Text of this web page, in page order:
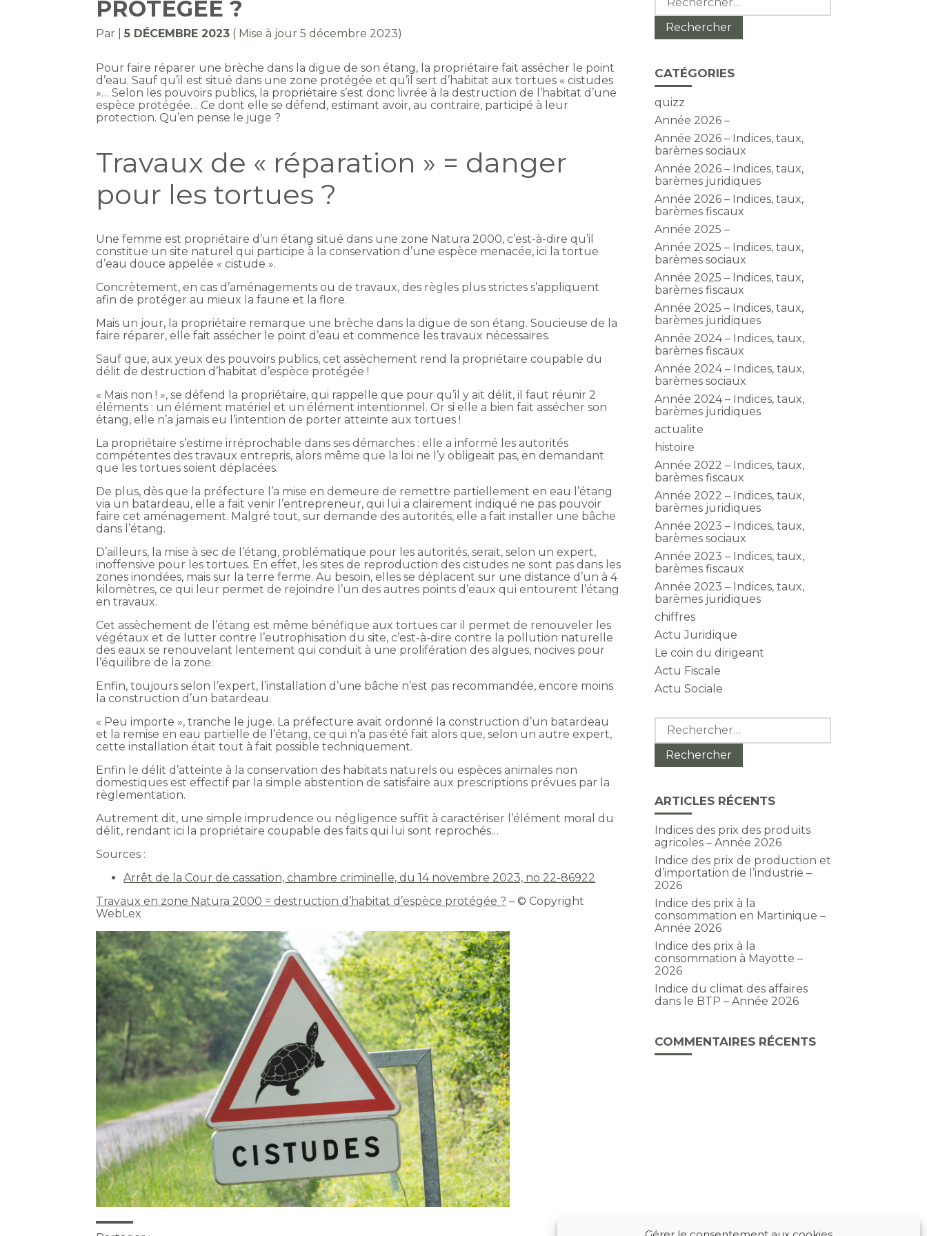
PROTÉGÉE ?
Par |5 DÉCEMBRE 2023 ( Mise à jour 5 décembre 2023)
Pour faire réparer une brèche dans la digue de son étang, la propriétaire fait assécher le point
d’eau. Sauf qu’il est situé dans une zone protégée et qu’il sert d’habitat aux tortues « cistudes
»… Selon les pouvoirs publics, la propriétaire s’est donc livrée à la destruction de l’habitat d’une
espèce protégée… Ce dont elle se défend, estimant avoir, au contraire, participé à leur
protection. Qu’en pense le juge ?
Travaux de « réparation » = danger
pour les tortues ?
Une femme est propriétaire d’un étang situé dans une zone Natura 2000, c’est-à-dire qu’il
constitue un site naturel qui participe à la conservation d’une espèce menacée, ici la tortue
d’eau douce appelée « cistude ».
Concrètement, en cas d’aménagements ou de travaux, des règles plus strictes s’appliquent
afin de protéger au mieux la faune et la flore.
Mais un jour, la propriétaire remarque une brèche dans la digue de son étang. Soucieuse de la
faire réparer, elle fait assécher le point d’eau et commence les travaux nécessaires.
Sauf que, aux yeux des pouvoirs publics, cet assèchement rend la propriétaire coupable du
délit de destruction d’habitat d’espèce protégée !
« Mais non ! », se défend la propriétaire, qui rappelle que pour qu’il y ait délit, il faut réunir 2
éléments : un élément matériel et un élément intentionnel. Or si elle a bien fait assécher son
étang, elle n’a jamais eu l’intention de porter atteinte aux tortues !
La propriétaire s’estime irréprochable dans ses démarches : elle a informé les autorités
compétentes des travaux entrepris, alors même que la loi ne l’y obligeait pas, en demandant
que les tortues soient déplacées.
De plus, dès que la préfecture l’a mise en demeure de remettre partiellement en eau l’étang
via un batardeau, elle a fait venir l’entrepreneur, qui lui a clairement indiqué ne pas pouvoir
faire cet aménagement. Malgré tout, sur demande des autorités, elle a fait installer une bâche
dans l’étang.
D’ailleurs, la mise à sec de l’étang, problématique pour les autorités, serait, selon un expert,
inoffensive pour les tortues. En effet, les sites de reproduction des cistudes ne sont pas dans les
zones inondées, mais sur la terre ferme. Au besoin, elles se déplacent sur une distance d’un à 4
kilomètres, ce qui leur permet de rejoindre l’un des autres points d’eaux qui entourent l’étang
en travaux.
Cet assèchement de l’étang est même bénéfique aux tortues car il permet de renouveler les
végétaux et de lutter contre l’eutrophisation du site, c’est-à-dire contre la pollution naturelle
des eaux se renouvelant lentement qui conduit à une prolifération des algues, nocives pour
l’équilibre de la zone.
Enfin, toujours selon l’expert, l’installation d’une bâche n’est pas recommandée, encore moins
la construction d’un batardeau.
« Peu importe », tranche le juge. La préfecture avait ordonné la construction d’un batardeau
et la remise en eau partielle de l’étang, ce qui n’a pas été fait alors que, selon un autre expert,
cette installation était tout à fait possible techniquement.
Enfin le délit d’atteinte à la conservation des habitats naturels ou espèces animales non
domestiques est effectif par la simple abstention de satisfaire aux prescriptions prévues par la
règlementation.
Autrement dit, une simple imprudence ou négligence suffit à caractériser l’élément moral du
délit, rendant ici la propriétaire coupable des faits qui lui sont reprochés…
Sources :
Arrêt de la Cour de cassation, chambre criminelle, du 14 novembre 2023, no 22-86922
Travaux en zone Natura 2000 = destruction d’habitat d’espèce protégée ? – © Copyright
WebLex
CATÉGORIES
quizz
Année 2026 –
Année 2026 – Indices, taux,
barèmes sociaux
Année 2026 – Indices, taux,
barèmes juridiques
Année 2026 – Indices, taux,
barèmes fiscaux
Année 2025 –
Année 2025 – Indices, taux,
barèmes sociaux
Année 2025 – Indices, taux,
barèmes fiscaux
Année 2025 – Indices, taux,
barèmes juridiques
Année 2024 – Indices, taux,
barèmes fiscaux
Année 2024 – Indices, taux,
barèmes sociaux
Année 2024 – Indices, taux,
barèmes juridiques
actualite
histoire
Année 2022 – Indices, taux,
barèmes fiscaux
Année 2022 – Indices, taux,
barèmes juridiques
Année 2023 – Indices, taux,
barèmes sociaux
Année 2023 – Indices, taux,
barèmes fiscaux
Année 2023 – Indices, taux,
barèmes juridiques
chiffres
Actu Juridique
Le coin du dirigeant
Actu Fiscale
Actu Sociale
Rechercher :
ARTICLES RÉCENTS
Indices des prix des produits
agricoles – Année 2026
Indice des prix de production et
d’importation de l’industrie –
2026
Indice des prix à la
consommation en Martinique –
Année 2026
Indice des prix à la
consommation à Mayotte –
2026
Indice du climat des affaires
dans le BTP – Année 2026
COMMENTAIRES RÉCENTS